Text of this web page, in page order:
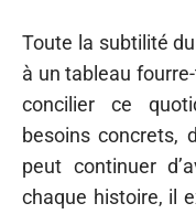
Toute la subtilité
à un tableau
concilier ce
besoins concrets,
peut continuer
chaque histoire, il